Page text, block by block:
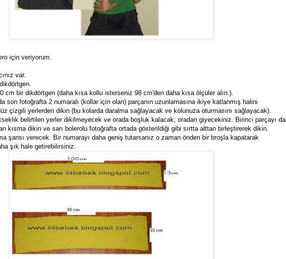
için veriyorum.
var.
cm bir dikdörtgen (daha kısa kollu isterseniz 98 cm'den daha kısa ölçüler alın.).
son fotoğrafta 2 numaralı (kollar için olan) parçanın uzunlamasına ikiye katlanmış halini
çizgili yerlerden dikin (bu kolarda daralma sağlayacak ve kolunuza oturmasını sağlayacak).
belirtilen yerler dikilmeyecek ve orada boşluk kalacak; oradan giyecekiniz. Birinci parçayı da
kısma dikin ve sarı bolerolu fotoğrafta ortada gösterildiği gibi sırtta alttan birleştirerek dikin.
şansı verecek. Bir numarayı daha geniş tutarsanız o zaman önden bir broşla kapatarak
şık hale getirebilirsiniz.